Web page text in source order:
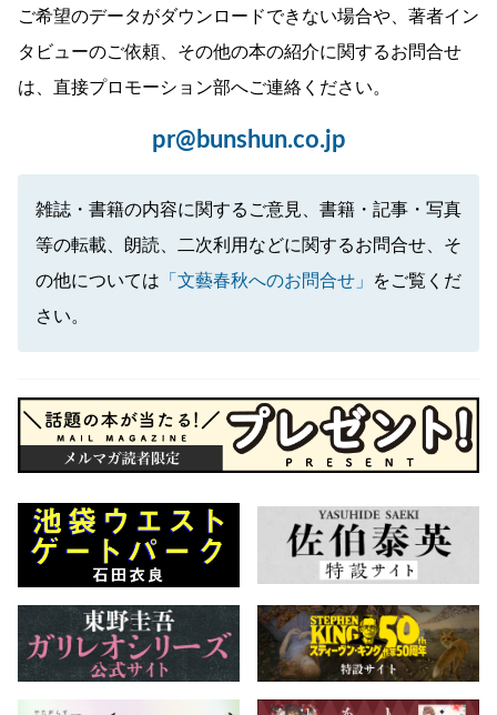
ご希望のデータがダウンロードできない場合や、著者イン
タビューのご依頼、その他の本の紹介に関するお問合せ
は、直接プロモーション部へご連絡ください。
pr@bunshun.co.jp
雑誌・書籍の内容に関するご意見、書籍・記事・写真
等の転載、朗読、二次利用などに関するお問合せ、そ
の他については 「文藝春秋へのお問合せ」
をご覧くだ
さい。